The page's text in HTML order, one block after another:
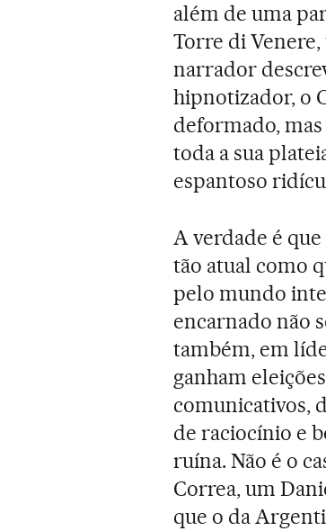
além de uma
Torre di
narrador
hipnotizador, o
deformado,
toda a sua
espantoso
A verdade é
tão atual como
pelo mundo
encarnado não
também, em
ganham
comunicativos,
de raciocínio e
ruína. Não é o
Correa, um
que o da